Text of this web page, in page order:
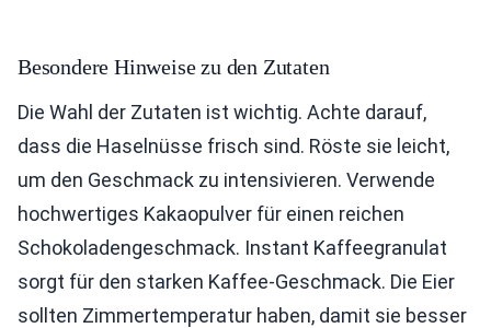
Besondere Hinweise zu den Zutaten
Die Wahl der Zutaten ist wichtig. Achte darauf,
dass die Haselnüsse frisch sind. Röste sie leicht,
um den Geschmack zu intensivieren. Verwende
hochwertiges Kakaopulver für einen reichen
Schokoladengeschmack. Instant Kaffeegranulat
sorgt für den starken Kaffee-Geschmack. Die Eier
sollten Zimmertemperatur haben, damit sie besser